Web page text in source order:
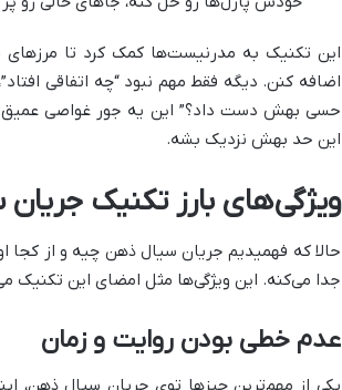
این تکنیک به مدرنیست‌ها کمک کرد تا
اضافه کنن. دیگه فقط مهم نبود “چه اتفاقی
حسی بهش دست داد؟” این یه جور غواصی عمیق
این حد بهش نزدیک بشه.
ویژگی‌های بارز تکنیک
حالا که فهمیدیم جریان سیال ذهن چیه و از کجا
جدا می‌کنه. این ویژگی‌ها مثل امضای این تکنیک
عدم خطی بودن روایت و زمان
یکی از مهم‌ترین چیزها توی جریان سیال ذهن،